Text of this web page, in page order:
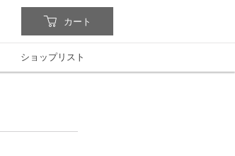
カート
ショップリスト